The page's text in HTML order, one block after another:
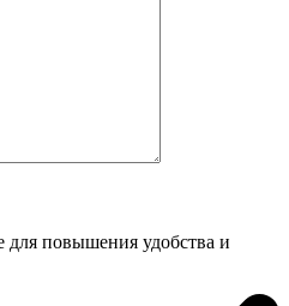
повышения удобства и